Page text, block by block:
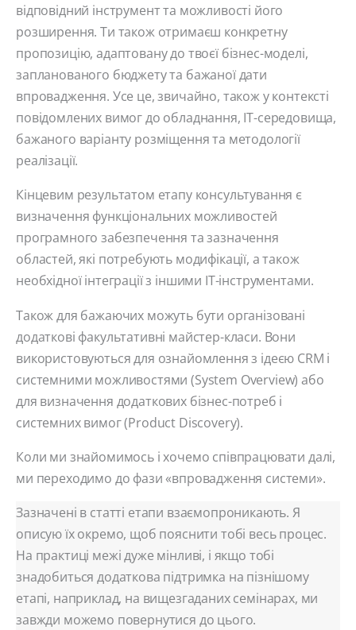
відповідний інструмент та можливості його
розширення. Ти також отримаєш конкретну
пропозицію, адаптовану до твоєї бізнес-моделі,
запланованого бюджету та бажаної дати
впровадження. Усе це, звичайно, також у контексті
повідомлених вимог до обладнання, ІТ-середовища,
бажаного варіанту розміщення та методології
реалізації.
Кінцевим результатом етапу консультування є
визначення функціональних можливостей
програмного забезпечення та зазначення
областей, які потребують модифікації, а також
необхідної інтеграції з іншими ІТ-інструментами.
Також для бажаючих можуть бути організовані
додаткові факультативні майстер-класи. Вони
використовуються для ознайомлення з ідеєю CRM і
системними можливостями (System Overview) або
для визначення додаткових бізнес-потреб і
системних вимог (Product Discovery).
Коли ми знайомимось і хочемо співпрацювати далі,
ми переходимо до фази «впровадження системи».
Зазначені в статті етапи взаємопроникають. Я
описую їх окремо, щоб пояснити тобі весь процес.
На практиці межі дуже мінливі, і якщо тобі
знадобиться додаткова підтримка на пізнішому
етапі, наприклад, на вищезгаданих семінарах, ми
завжди можемо повернутися до цього.